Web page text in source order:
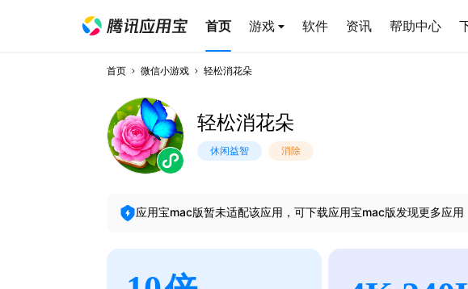
首页 游戏 软件 资讯 帮助中心
首页 微信小游戏 轻松消花朵
轻松消花朵
休闲益智 消除
应用宝mac版暂未适配该应用，可下载应用宝mac版发现更多应用